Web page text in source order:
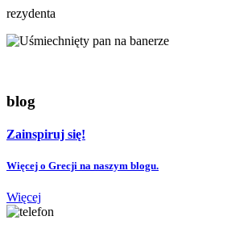
rezydenta
blog
Zainspiruj się!
Więcej o Grecji na naszym blogu.
Więcej